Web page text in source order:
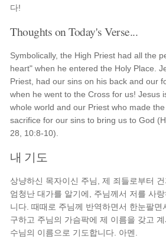
다!
Thoughts on Today's Verse...
Symbolically, the High Priest had all the
heart" when he entered the Holy Place.
Priest, had our sins on his back and our
when he went to the Cross for us! Jesus
whole world and our Priest who made
sacrifice for our sins to bring us to God
28, 10:8-10).
내 기도
상냥하신 목자이신 주님, 제 죄들로부터
엄청난 대가를 알기에, 주님께서 저를 사
니다. 때때로 주님께 반역하면서 한눈팔면
구하고 주님의 가슴팍에 제 이름을 갖고
수님의 이름으로 기도합니다. 아멘.